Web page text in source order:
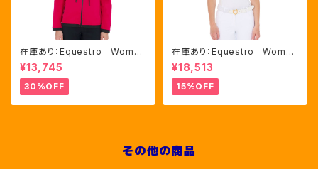
在庫あり：Equestro Wome
n's インターロックフロントジ
ップ フーディ ピンク・ブルー
2色（ETW00046）
¥13,745
30%OFF
在庫あり：Equestro Wome
n's レース風競技用シャツ
Mサイズのみ（ETW00221）
¥18,513
15%OFF
その他の商品